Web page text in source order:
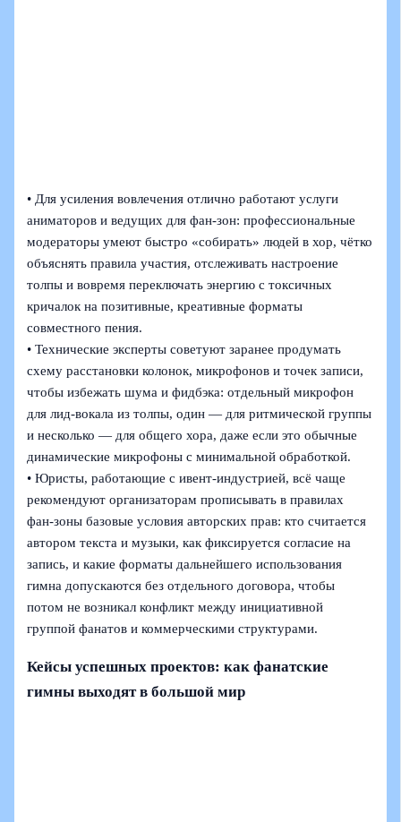
• Для усиления вовлечения отлично работают услуги
аниматоров и ведущих для фан-зон: профессиональные
модераторы умеют быстро «собирать» людей в хор, чётко
объяснять правила участия, отслеживать настроение
толпы и вовремя переключать энергию с токсичных
кричалок на позитивные, креативные форматы
совместного пения.
• Технические эксперты советуют заранее продумать
схему расстановки колонок, микрофонов и точек записи,
чтобы избежать шума и фидбэка: отдельный микрофон
для лид-вокала из толпы, один — для ритмической группы
и несколько — для общего хора, даже если это обычные
динамические микрофоны с минимальной обработкой.
• Юристы, работающие с ивент-индустрией, всё чаще
рекомендуют организаторам прописывать в правилах
фан-зоны базовые условия авторских прав: кто считается
автором текста и музыки, как фиксируется согласие на
запись, и какие форматы дальнейшего использования
гимна допускаются без отдельного договора, чтобы
потом не возникал конфликт между инициативной
группой фанатов и коммерческими структурами.
Кейсы успешных проектов: как фанатские
гимны выходят в большой мир